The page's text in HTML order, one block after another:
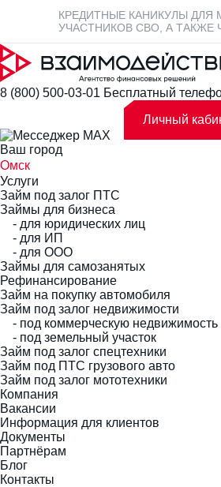
КРЕДИТНЫЕ КАНИКУЛЫ
УЧАСТНИКОВ СВО, А ТАКЖЕ
8 (800) 500-03-01 Бесплатный
Личный
Ваш город
Омск
Услуги
Займ под залог ПТС
Займы для бизнеса
- для юридических лиц
- для ИП
- для ООО
Займы для самозанятых
Рефинансирование
Займ на покупку автомобиля
Займ под залог недвижимости
- под коммерческую недвижимость
- под земельный участок
Займ под залог спецтехники
Займ под ПТС грузового авто
Займ под залог мототехники
Компания
Вакансии
Информация для клиентов
Документы
Партнёрам
Блог
Контакты